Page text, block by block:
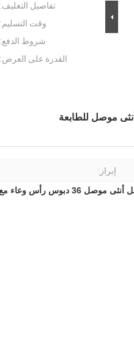
تفاصيل التغليف:
وقت التسليم:
شروط الدفع:
القدرة على العرض:
إبراز: